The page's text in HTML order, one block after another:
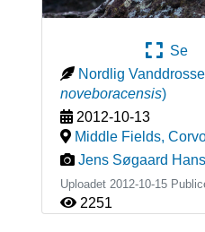
Se
Nordlig Vanddrossel
noveboracensis)
2012-10-13
Middle Fields,
Jens Søgaard
Uploadet 2012-10-15
2251